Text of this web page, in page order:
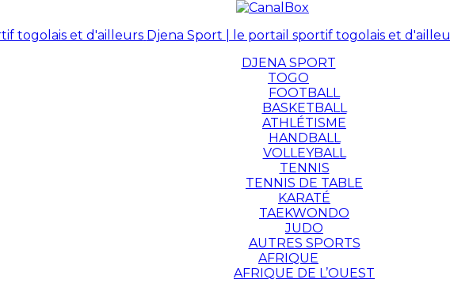
Djena Sport | le portail sportif togolais et
DJENA SPORT
TOGO
FOOTBALL
BASKETBALL
ATHLÉTISME
HANDBALL
VOLLEYBALL
TENNIS
TENNIS DE TABLE
KARATÉ
TAEKWONDO
JUDO
AUTRES SPORTS
AFRIQUE
AFRIQUE DE L’OUEST